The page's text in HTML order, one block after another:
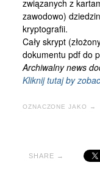
związanych z
zawodowo)
kryptografii.
Cały skrypt
dokumentu pdf do
Archiwalny news
Kliknij tutaj by
OZNACZONE JAKO →
SHARE →